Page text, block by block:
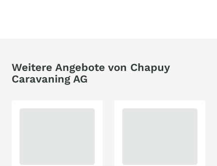
Weitere Angebote von Chapuy
Caravaning AG